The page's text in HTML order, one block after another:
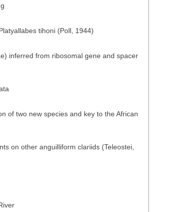
tihoni (Poll, 1944)
inferred from ribosomal gene and spacer
of two new species and key to the African
on other anguilliform clariids (Teleostei,